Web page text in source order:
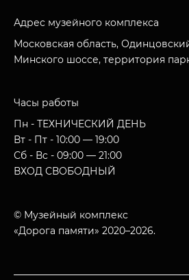
Адрес музейного комплекса
Московская область,
Минского шоссе, территория
Часы работы
Пн - ТЕХНИЧЕСКИЙ ДЕНЬ
Вт - Пт - 10:00 — 19:00
Сб - Вс - 09:00 — 21:00
ВХОД СВОБОДНЫЙ
© Музейный комплекс
«Дорога памяти» 2020–2026.